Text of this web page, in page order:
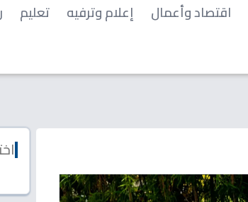
اقتصاد وأعمال إعلام وترفيه تعليم